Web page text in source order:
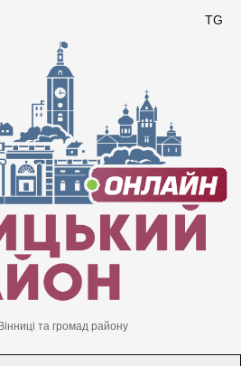
TG
та громад району